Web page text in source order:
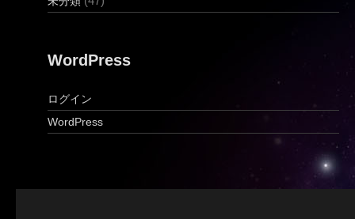
WordPress
ログイン
WordPress